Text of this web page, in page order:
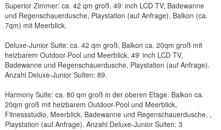
Superior Zimmer: ca. 42 qm groß, 49‘ inch LCD TV; Badewanne
und Regenschauerdusche, Playstation (auf Anfrage), Balkon (ca.
7qm) mit Meerblick.
Deluxe-Junior Suite: ca. 42 qm groß, Balkon ca. 20qm groß mit
heizbarem Outdoor-Pool und Meerblick, 49‘ inch LCD TV,
Badewanne und Regenschauerdusche, Playstation (auf Anfrage).
Anzahl Deluxe-Junior Suiten: 89.
Harmony Suite: ca. 80 qm groß in der oberen Etage. Balkon ca.
20qm groß mit heizbarem Outdoor-Pool und Meerblick,
Fitnessstudio, Meerblick, Badewanne und Regenschauerdusche, ,
Playstation (auf Anfrage). Anzahl Deluxe-Junior Suiten: 3